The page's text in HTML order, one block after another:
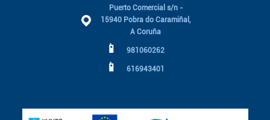
Puerto Comercial s/n -
15940 Pobra do Caramiñal,
A Coruña
📱 981060262
📱 616943401